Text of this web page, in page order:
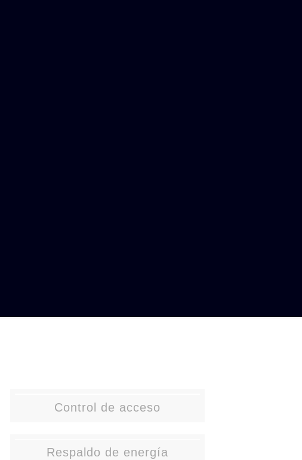
Control de acceso
Respaldo de energía